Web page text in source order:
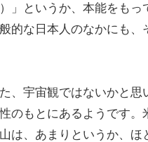
」というか、本能をも
的な日本人のなかにも
、宇宙観ではないかと思
のもとにあるようです
は、あまりというか、